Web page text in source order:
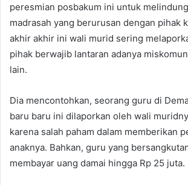
peresmian posbakum ini untuk
madrasah yang berurusan dengan pihak
akhir akhir ini wali murid sering
pihak berwajib lantaran adanya
lain.
Dia mencontohkan, seorang guru di
baru baru ini dilaporkan oleh wali
karena salah paham dalam memberikan
anaknya. Bahkan, guru yang
membayar uang damai hingga Rp 25 juta.